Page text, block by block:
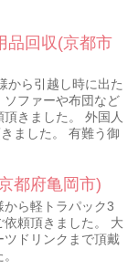
品回収(京都市
から引越し時に出た
ソファーや布団など
きました。 外国人
ました。 有難う御
都府亀岡市)
ら軽トラパック3
頼頂きました。 大
ドリンクまで頂戴
。